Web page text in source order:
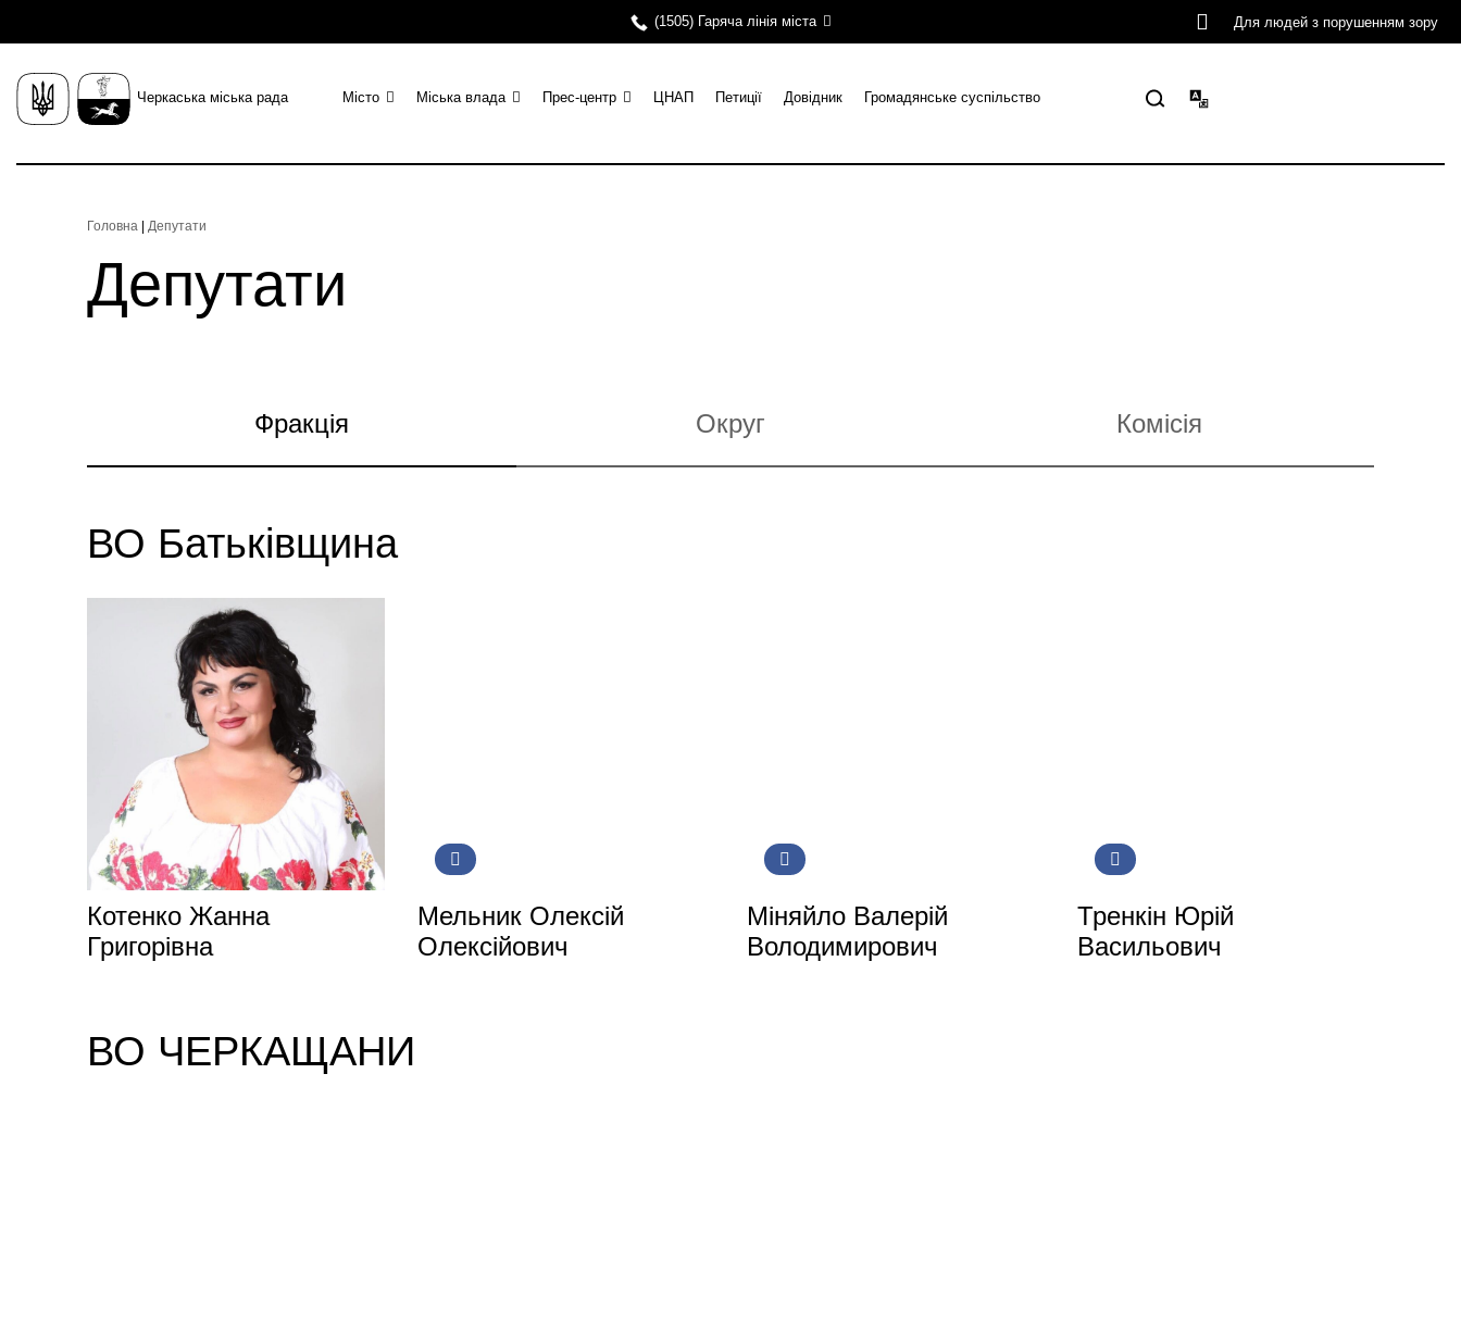
(1505) Гаряча лінія міста Для людей з порушенням зору
Черкаська міська рада Місто Міська влада Прес-центр ЦНАП Петиції Довідник Громадянське суспільство
Головна Депутати
Депутати
Фракція Округ Комісія
ВО Батьківщина
Котенко Жанна
Григорівна
Мельник Олексій
Олексійович
Міняйло Валерій
Володимирович
Тренкін Юрій
Васильович
ВО ЧЕРКАЩАНИ